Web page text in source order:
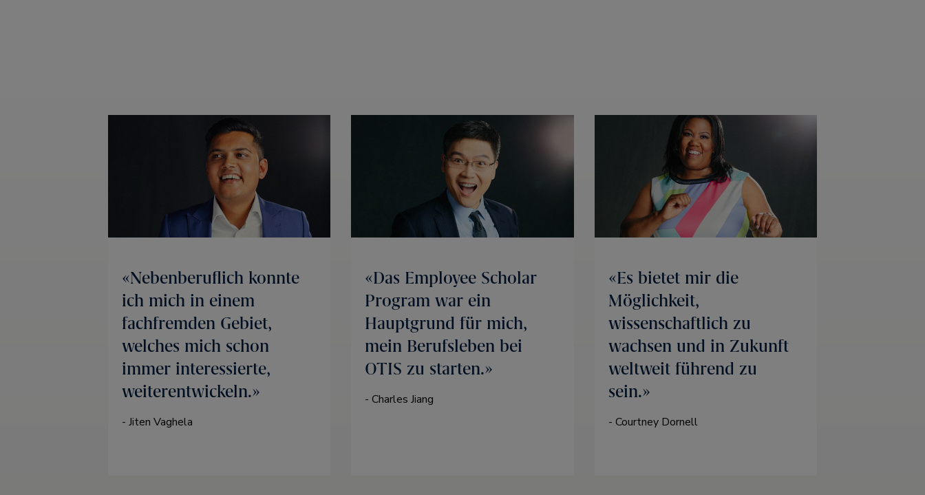
Nebenberuflich konnte
ich mich in einem
fachfremden Gebiet,
welches mich schon
immer interessierte,
weiterentwickeln.
- Jiten Vaghela
Das Employee Scholar
Program war ein
Hauptgrund für mich,
mein Berufsleben bei
OTIS zu starten.
- Charles Jiang
Es bietet mir die
Möglichkeit,
wissenschaftlich zu
wachsen und in Zukunft
weltweit führend zu
sein.
- Courtney Dornell